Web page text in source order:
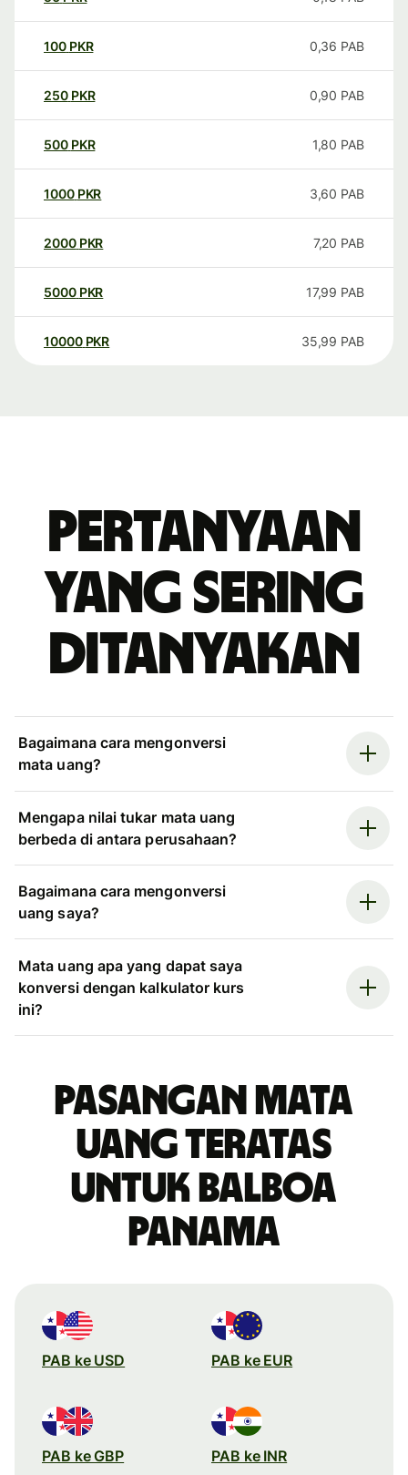
100 PKR 0,36 PAB
250 PKR 0,90 PAB
500 PKR 1,80 PAB
1000 PKR 3,60 PAB
2000 PKR 7,20 PAB
5000 PKR 17,99 PAB
10000 PKR 35,99 PAB
Pertanyaan
yang sering
ditanyakan
Bagaimana cara mengonversi
mata uang?
Mengapa nilai tukar mata uang
berbeda di antara perusahaan?
Bagaimana cara mengonversi
uang saya?
Mata uang apa yang dapat saya
konversi dengan kalkulator kurs
ini?
Pasangan mata
uang teratas
untuk balboa
Panama
PAB ke USD PAB ke EUR
PAB ke GBP PAB ke INR